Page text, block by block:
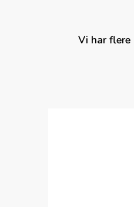
Vi har